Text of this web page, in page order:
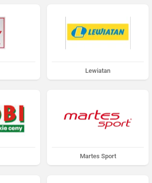
Lewiatan
Martes Sport